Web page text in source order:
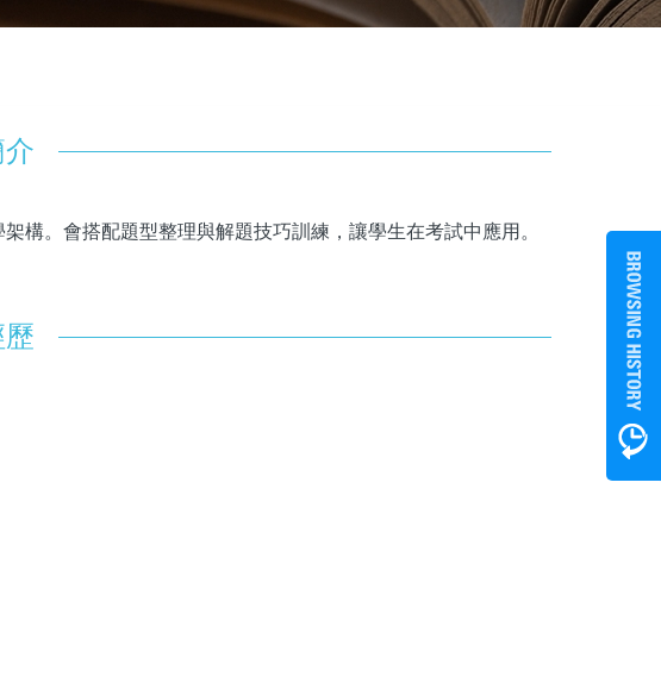
介
構。會搭配題型整理與解題技巧訓練，讓學生在考試中應用。